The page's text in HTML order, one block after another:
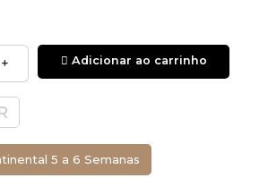
+ Adicionar ao carrinho
5 a 6 Semanas